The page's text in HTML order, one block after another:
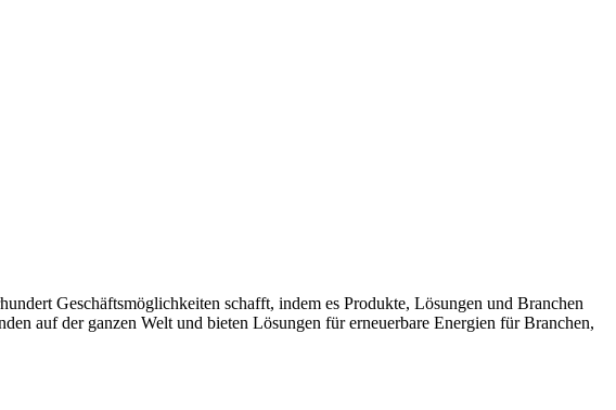
Geschäftsmöglichkeiten schafft, indem es Produkte, Lösungen und Branchen
auf der ganzen Welt und bieten Lösungen für erneuerbare Energien für Branchen,